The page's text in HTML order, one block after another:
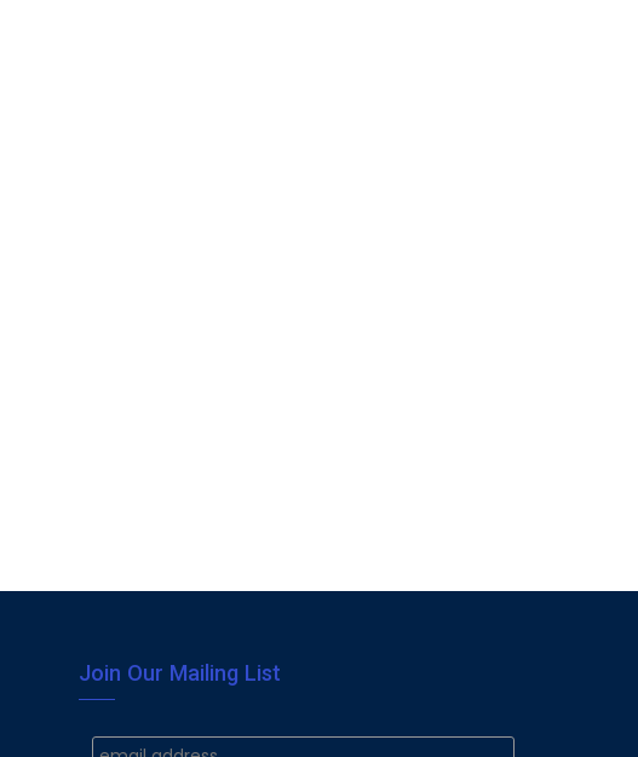
Join Our Mailing List